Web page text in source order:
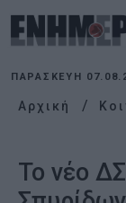
ΠΑΡΑΣΚΕΥΉ
Αρχική
Το νέο